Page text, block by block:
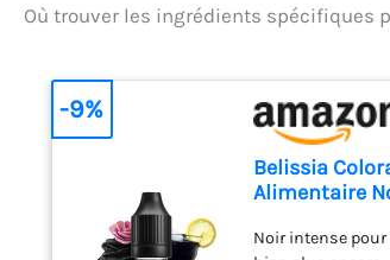
Où trouver les ingrédients spécifiques
Belissia
Alimentaire
Pâtisserie
Noir intense
-9%